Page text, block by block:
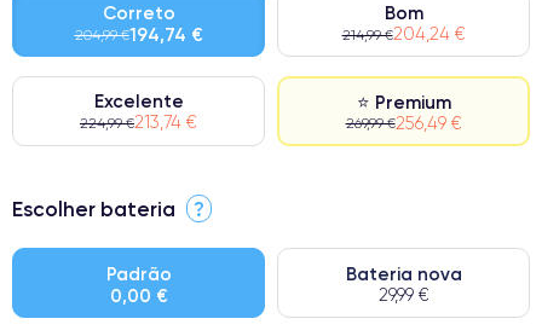
Correto
204,99 €194,74 €
Bom
214,99 €204,24 €
Excelente
224,99 €213,74 €
⭐ Premium
269,99 €256,49 €
⭐ Premium
● Bateria: Adequada para uso intensivo.
● Apenas 5% dos nossos telefones atingem a classificação
Escolher bateria ?
Padrão
0,00 €
Bateria nova
29,99 €